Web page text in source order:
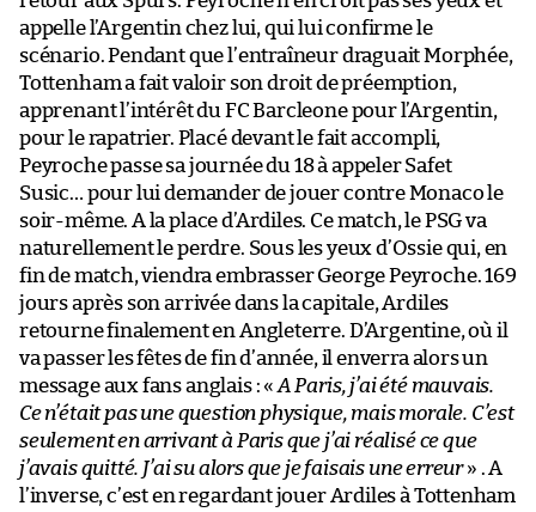
appelle l’Argentin chez lui, qui lui confirme le
scénario. Pendant que l’entraîneur draguait Morphée,
Tottenham a fait valoir son droit de préemption,
apprenant l’intérêt du FC Barcleone pour l’Argentin,
pour le rapatrier. Placé devant le fait accompli,
Peyroche passe sa journée du 18 à appeler Safet
Susic… pour lui demander de jouer contre Monaco le
soir-même. A la place d’Ardiles. Ce match, le PSG va
naturellement le perdre. Sous les yeux d’Ossie qui, en
fin de match, viendra embrasser George Peyroche. 169
jours après son arrivée dans la capitale, Ardiles
retourne finalement en Angleterre. D’Argentine, où il
va passer les fêtes de fin d’année, il enverra alors un
message aux fans anglais : « A Paris, j’ai été mauvais.
Ce n’était pas une question physique, mais morale. C’est
seulement en arrivant à Paris que j’ai réalisé ce que
j’avais quitté. J’ai su alors que je faisais une erreur» . A
l’inverse, c’est en regardant jouer Ardiles à Tottenham